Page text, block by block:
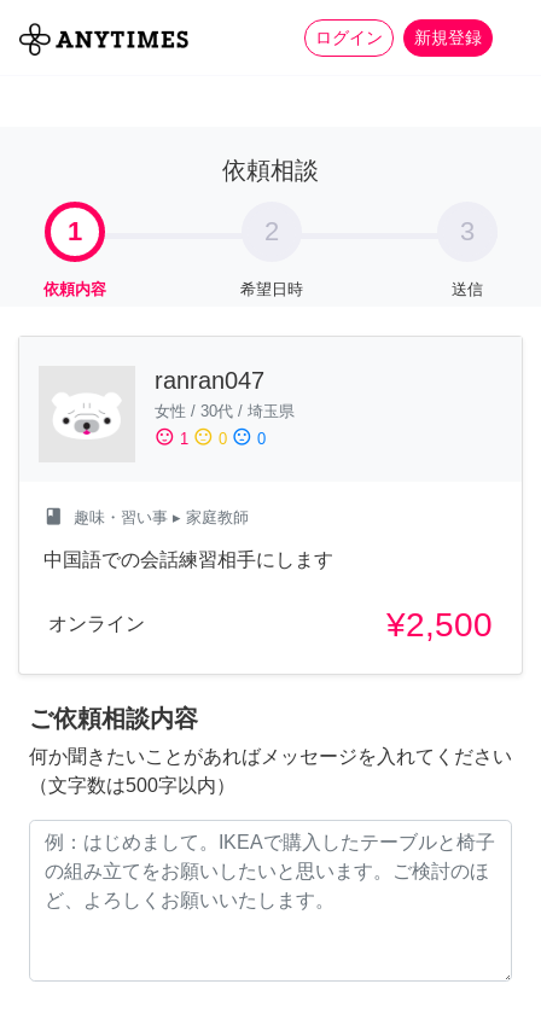
ログイン 新規登録
全て 家事 more_horiz
依頼相談
1
依頼内容
2
希望日時
3
送信
ranran047
女性 / 30代 / 埼玉県
sentiment_satisfied 1 sentiment_neutral 0 sentiment_dissatisfied 0
class 趣味・習い事 ▸ 家庭教師
中国語での会話練習相手にします
オンライン ¥2,500
ご依頼相談内容
何か聞きたいことがあればメッセージを入れてください
（文字数は500字以内）